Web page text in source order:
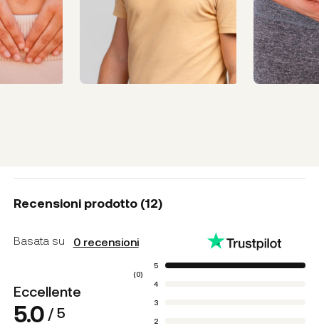
Recensioni prodotto (12)
Basata su 0recensioni
(0)
Eccellente
5.0 / 5
5
4
3
2